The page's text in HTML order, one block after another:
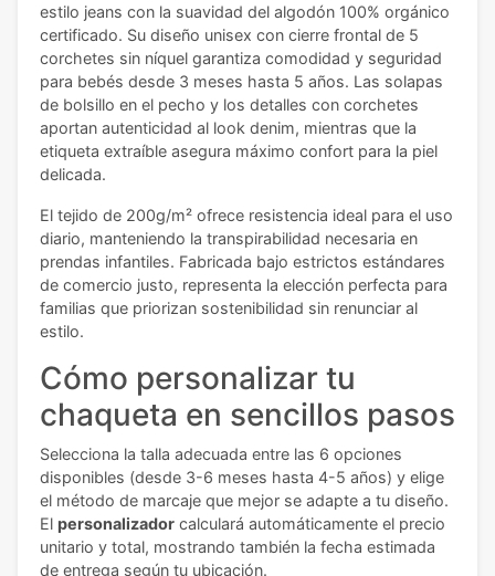
estilo jeans con la suavidad del algodón 100% orgánico
certificado. Su diseño unisex con cierre frontal de 5
corchetes sin níquel garantiza comodidad y seguridad
para bebés desde 3 meses hasta 5 años. Las solapas
de bolsillo en el pecho y los detalles con corchetes
aportan autenticidad al look denim, mientras que la
etiqueta extraíble asegura máximo confort para la piel
delicada.
El tejido de 200g/m² ofrece resistencia ideal para el uso
diario, manteniendo la transpirabilidad necesaria en
prendas infantiles. Fabricada bajo estrictos estándares
de comercio justo, representa la elección perfecta para
familias que priorizan sostenibilidad sin renunciar al
estilo.
Cómo personalizar tu
chaqueta en sencillos pasos
Selecciona la talla adecuada entre las 6 opciones
disponibles (desde 3-6 meses hasta 4-5 años) y elige
el método de marcaje que mejor se adapte a tu diseño.
El personalizador calculará automáticamente el precio
unitario y total, mostrando también la fecha estimada
de entrega según tu ubicación.